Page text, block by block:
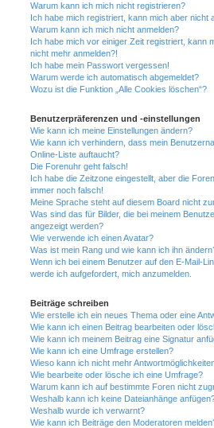
Warum kann ich mich nicht registrieren?
Ich habe mich registriert, kann mich aber nicht
Warum kann ich mich nicht anmelden?
Ich habe mich vor einiger Zeit registriert, kann
nicht mehr anmelden?!
Ich habe mein Passwort vergessen!
Warum werde ich automatisch abgemeldet?
Wozu ist die Funktion „Alle Cookies löschen“?
Benutzerpräferenzen und -einstellungen
Wie kann ich meine Einstellungen ändern?
Wie kann ich verhindern, dass mein
Online-Liste auftaucht?
Die Forenuhr geht falsch!
Ich habe die Zeitzone eingestellt, aber die
immer noch falsch!
Meine Sprache steht auf diesem Board nicht
Was sind das für Bilder, die bei meinem
angezeigt werden?
Wie verwende ich einen Avatar?
Was ist mein Rang und wie kann ich ihn
Wenn ich bei einem Benutzer auf den E-Mail-
werde ich aufgefordert, mich anzumelden.
Beiträge schreiben
Wie erstelle ich ein neues Thema oder eine
Wie kann ich einen Beitrag bearbeiten oder
Wie kann ich meinem Beitrag eine Signatur
Wie kann ich eine Umfrage erstellen?
Wieso kann ich nicht mehr
Wie bearbeite oder lösche ich eine Umfrage?
Warum kann ich auf bestimmte Foren nicht
Weshalb kann ich keine Dateianhänge
Weshalb wurde ich verwarnt?
Wie kann ich Beiträge den Moderatoren